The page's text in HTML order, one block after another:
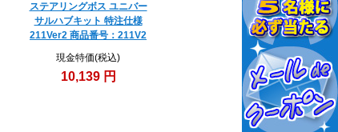
ステアリングボス ユニバー
サルハブキット 特注仕様
211Ver2 商品番号：211V2
現金特価(税込)
10,139 円